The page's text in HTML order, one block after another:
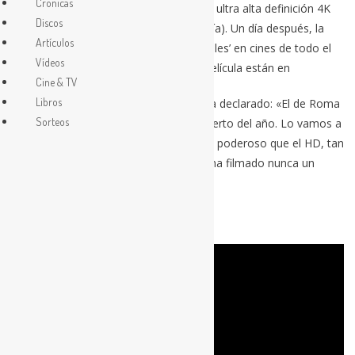
especial de dicha película en formato de ultra alta definición 4K
(es la primera rodada con esta tecnología). Un día después, la
película ya estará en condiciones ‘normales’ en cines de todo el
mundo. Todos los detalles sobre esta película están en
Sobre la película en cuestión, Bellamy ha declarado: «El de Roma
fue probablemente nuestro mejor concierto del año. Lo vamos a
publicar en 4K, que es cuatro veces más poderoso que el HD, tan
detallista que llega a ser ridículo. No se ha filmado nunca un
Crónicas
Discos
Artículos
Vídeos
Cine & TV
Libros
Sorteos